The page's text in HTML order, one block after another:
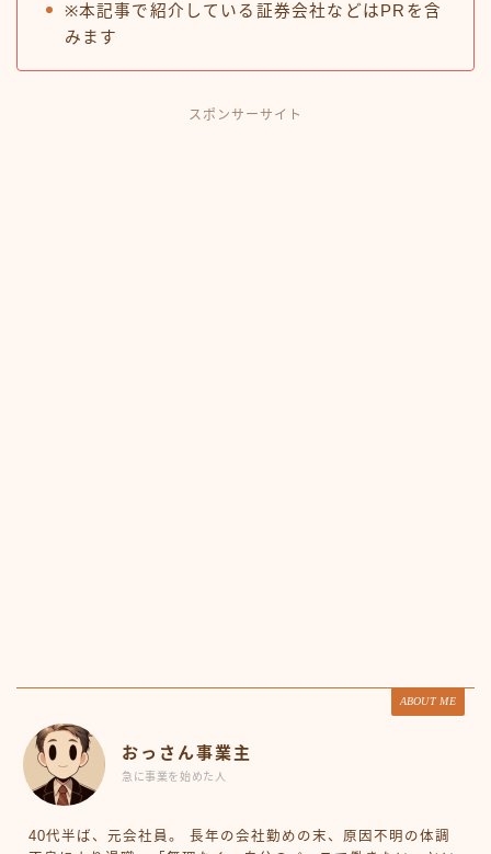
※本記事で紹介している証券会社などはPRを含
みます
スポンサーサイト
ABOUT ME
おっさん事業主
急に事業を始めた人
40代半ば、元会社員。 長年の会社勤めの末、原因不明の体調